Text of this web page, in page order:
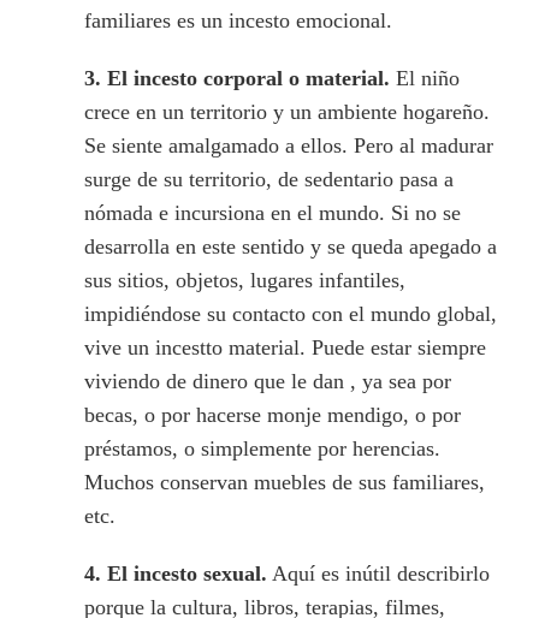
familiares es un incesto emocional.
3. El incesto corporal o material. El niño
crece en un territorio y un ambiente hogareño.
Se siente amalgamado a ellos. Pero al madurar
surge de su territorio, de sedentario pasa a
nómada e incursiona en el mundo. Si no se
desarrolla en este sentido y se queda apegado a
sus sitios, objetos, lugares infantiles,
impidiéndose su contacto con el mundo global,
vive un incestto material. Puede estar siempre
viviendo de dinero que le dan , ya sea por
becas, o por hacerse monje mendigo, o por
préstamos, o simplemente por herencias.
Muchos conservan muebles de sus familiares,
etc.
4. El incesto sexual. Aquí es inútil describirlo
porque la cultura, libros, terapias, filmes,